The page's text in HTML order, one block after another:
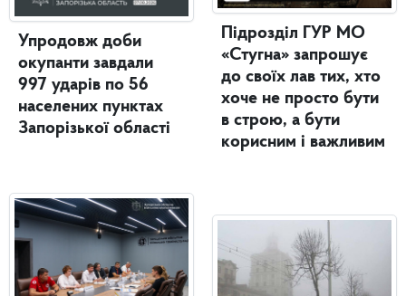
Упродовж доби
окупанти завдали
997 ударів по 56
населених пунктах
Запорізької області
Підрозділ ГУР МО
«Стугна» запрошує
до своїх лав тих, хто
хоче не просто бути
в строю, а бути
корисним і важливим